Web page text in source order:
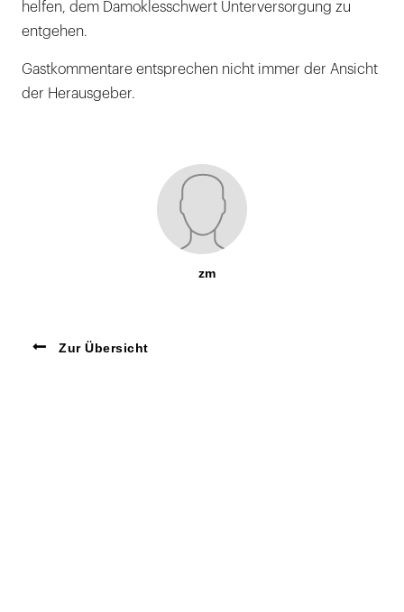
helfen, dem Damoklesschwert Unterversorgung zu
entgehen.
Gastkommentare entsprechen nicht immer der Ansicht
der Herausgeber.
zm
Zur Übersicht